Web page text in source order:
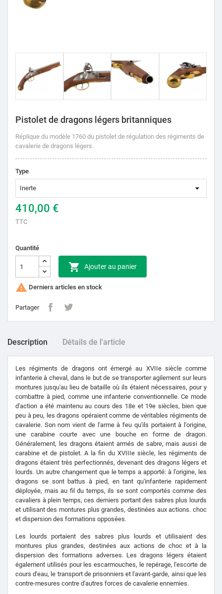
Pistolet de dragons légers britanniques
Réplique du modèle 1760 du pistolet de régulation des régiments de
cavalerie de dragons légers.
Type
410,00 €
TTC
Quantité
 Ajouter au panier
 Derniers articles en stock
Partager
Description Détails de l'article
Les régiments de dragons ont émergé au XVIIe siècle comme
infanterie à cheval, dans le but de se transporter agilement sur leurs
montures jusqu'au lieu de bataille où ils étaient nécessaires, pour y
combattre à pied, comme une infanterie conventionnelle. Ce mode
d'action a été maintenu au cours des 18e et 19e siècles, bien que
peu à peu, les dragons opéraient comme de véritables régiments de
cavalerie. Son nom vient de l'arme à feu qu'ils portaient à l'origine,
une carabine courte avec une bouche en forme de dragon.
Généralement, les dragons étaient armés de sabre, mais aussi de
carabine et de pistolet. A la fin du XVIIIe siècle, les régiments de
dragons étaient très perfectionnés, devenant des dragons légers et
lourds. Un autre changement que le temps a apporté: à l'origine, les
dragons se sont battus à pied, en tant qu'infanterie rapidement
déployée, mais au fil du temps, ils se sont comportés comme des
cavaliers à plein temps, ces derniers portant des sabres plus lourds
et utilisant des montures plus grandes, destinées aux actions. choc
et dispersion des formations opposées.
Les lourds portaient des sabres plus lourds et utilisaient des
montures plus grandes, destinées aux actions de choc et à la
dispersion des formations adverses. Les dragons légers étaient
également utilisés pour les escarmouches, le repérage, l'escorte de
cours d'eau, le transport de prisonniers et l'avant-garde, ainsi que les
contre-mesures contre d'autres forces de cavalerie ennemies.